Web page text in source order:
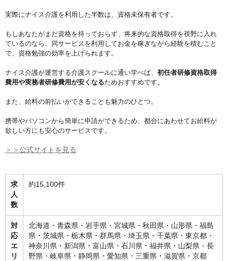
実際にナイス介護を利用した半数は、資格未保有者です。
もしあなたがまだ資格を持っておらず、将来的な資格取得を視野に入れ
ているのなら、同サービスを利用してお金を稼ぎながら経験を積むこと
で、資格勉強の効率を上げられます。
ナイス介護が運営する介護スクールに通い学べば、 初任者研修資格取得
費用や実務者研修費用が安くなるためおすすめです。
また、給料の前払いができることも魅力のひとつ。
携帯やパソコンから簡単に申請ができるため、都合にあわせてお給料が
欲しい方にも安心のサービスです。
＞＞公式サイトを見る
求
人
数
約15,100件
対
応
エ
リ
北海道・青森県・岩手県・宮城県・秋田県・山形県・福島
県・茨城県・栃木県・群馬県・埼玉県・千葉県・東京都・
神奈川県・新潟県・富山県・石川県・福井県・山梨県・長
野県・岐阜県・静岡県・愛知県・三重県・滋賀県・京都